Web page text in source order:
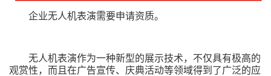
企业无人机表演需要申请资质。
无人机表演作为一种新型的展示技术，不仅具有极高的
观赏性，而且在广告宣传、庆典活动等领域得到了广泛的应